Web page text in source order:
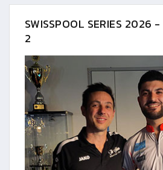
SWISSPOOL SERIES 2026
2